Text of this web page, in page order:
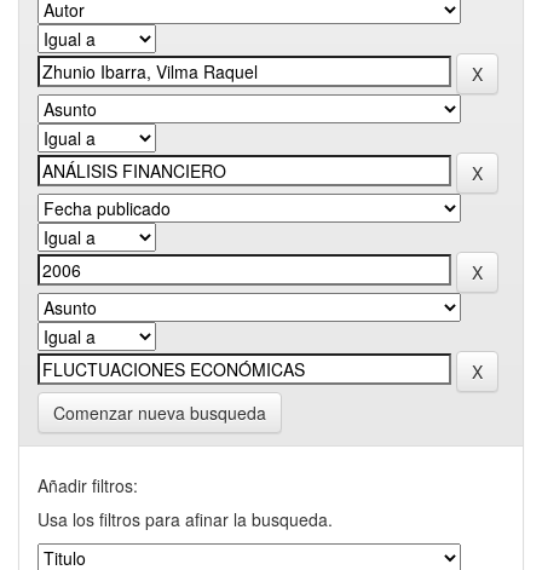
Comenzar nueva busqueda
Añadir filtros:
Usa los filtros para afinar la busqueda.